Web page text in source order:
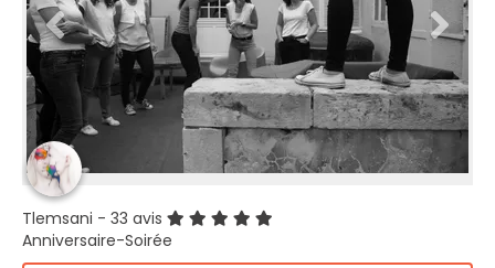
Tlemsani - 33 avis
Anniversaire-Soirée